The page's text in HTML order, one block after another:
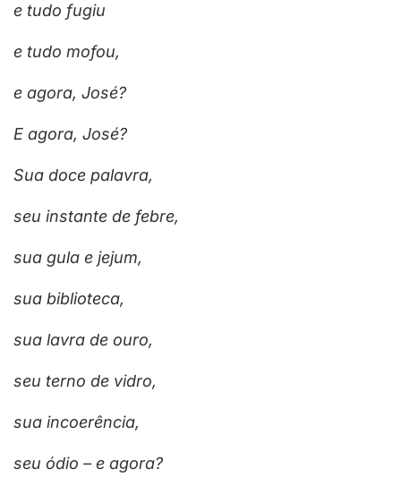
e tudo fugiu
e tudo mofou,
e agora, José?
E agora, José?
Sua doce palavra,
seu instante de febre,
sua gula e jejum,
sua biblioteca,
sua lavra de ouro,
seu terno de vidro,
sua incoerência,
seu ódio – e agora?